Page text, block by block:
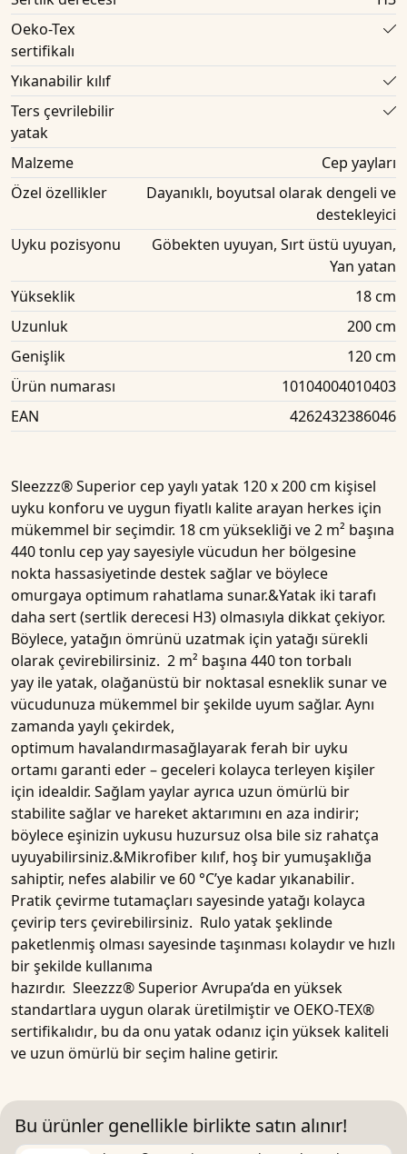
Oeko-Tex
sertifikalı
Yıkanabilir kılıf
Ters çevrilebilir
yatak
Malzeme
Cep yayları
Özel özellikler
Dayanıklı, boyutsal olarak dengeli ve
destekleyici
Uyku pozisyonu
Göbekten uyuyan, Sırt üstü uyuyan,
Yan yatan
Yükseklik
18 cm
Uzunluk
200 cm
Genişlik
120 cm
Ürün numarası
10104004010403
EAN
4262432386046
Sleezzz® Superior cep yaylı yatak 120 x 200 cm kişisel
uyku konforu ve uygun fiyatlı kalite arayan herkes için
mükemmel bir seçimdir. 18 cm yüksekliği ve2 m² başına
440 tonlu cep yaysayesiyle vücudun her bölgesine
nokta hassasiyetinde destek sağlar ve böylece
omurgaya optimum rahatlama sunar.&Yatak iki tarafı
daha sert (sertlik derecesi H3) olmasıyla dikkat çekiyor.
Böylece, yatağın ömrünü uzatmak için yatağı sürekli
olarak çevirebilirsiniz. 2 m² başına 440 ton torbalı
yay ile yatak, olağanüstü bir noktasal esnekliksunar ve
vücudunuza mükemmel bir şekilde uyum sağlar. Aynı
zamanda yaylı çekirdek,
optimum havalandırmasağlayarak ferah bir uyku
ortamı garanti eder – geceleri kolayca terleyen kişiler
için idealdir. Sağlam yaylar ayrıca uzun ömürlü bir
stabilite sağlar ve hareket aktarımını en aza indirir;
böylece eşinizin uykusu huzursuz olsa bile siz rahatça
uyuyabilirsiniz.&Mikrofiber kılıf, hoş bir yumuşaklığa
sahiptir, nefes alabilir ve 60 °C’ye kadar yıkanabilir.
Pratikçevirme tutamaçları sayesinde yatağı kolayca
çevirip ters çevirebilirsiniz. Rulo yatakşeklinde
paketlenmiş olması sayesinde taşınması kolaydır ve hızlı
bir şekilde kullanıma
hazırdır. Sleezzz®SuperiorAvrupa’da en yüksek
standartlara uygun olarak üretilmiştir ve OEKO-TEX®
sertifikalıdır, bu da onu yatak odanız için yüksek kaliteli
ve uzun ömürlü bir seçim haline getirir.
Bu ürünler genellikle birlikte satın alınır!